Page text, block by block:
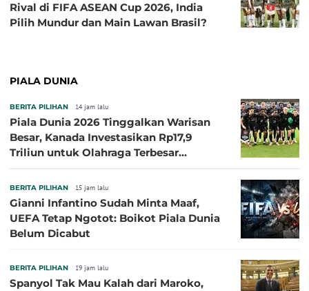
Rival di FIFA ASEAN Cup 2026, India
Pilih Mundur dan Main Lawan Brasil?
PIALA DUNIA
BERITA PILIHAN 14 jam lalu
Piala Dunia 2026 Tinggalkan Warisan
Besar, Kanada Investasikan Rp17,9
Triliun untuk Olahraga Terbesar
BERITA PILIHAN 15 jam lalu
Gianni Infantino Sudah Minta Maaf,
UEFA Tetap Ngotot: Boikot Piala Dunia
Belum Dicabut
BERITA PILIHAN 19 jam lalu
Spanyol Tak Mau Kalah dari Maroko,